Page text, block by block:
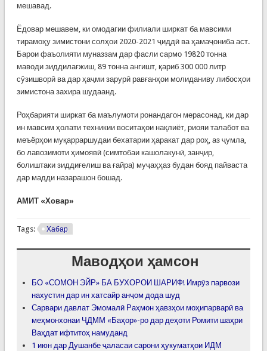
мешавад.
Ёдовар мешавем, ки омодагии филиали ширкат ба мавсими
тирамоҳу зимистони солҳои 2020-2021 ҷиддӣ ва ҳамаҷониба аст.
Барои фаъолияти муназзам дар фасли сармо 19820 тонна
маводи зиддилағжиш, 89 тонна ангишт, қариб 300 000 литр
сӯзишворӣ ва дар ҳаҷми зарурӣ равғанҳои молиданиву либосҳои
зимистона захира шудаанд.
Роҳбарияти ширкат ба маълумоти ронандагон мерасонад, ки дар
ин мавсим ҳолати техникии воситаҳои нақлиёт, риояи талабот ва
меъёрҳои муқарраршудаи бехатарии ҳаракат дар роҳ, аз ҷумла,
бо лавозимоти ҳимоявӣ (симтобаи кашолакунӣ, занҷир,
болиштаки зиддиғелиш ва ғайра) муҷаҳҳаз будан бояд пайваста
дар мадди назарашон бошад.
АМИТ «Ховар»
Tags: Хабар
Маводҳои ҳамсон
БО «СОМОН ЭЙР» БА БУХОРОИ ШАРИФ! Имрӯз парвози
нахустин дар ин хатсайр анҷом дода шуд
Сарвари давлат Эмомалӣ Раҳмон ҳавзҳои моҳипарварӣ ва
меҳмонхонаи ҶДММ «Баҳор»-ро дар деҳоти Ромити шаҳри
Ваҳдат ифтитоҳ намуданд
1 июн дар Душанбе ҷаласаи сарони ҳукуматҳои ИДМ